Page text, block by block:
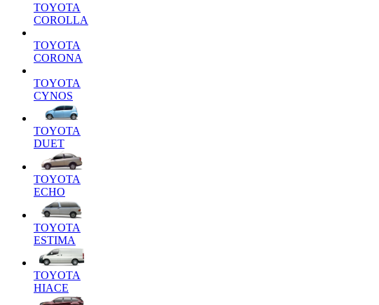
TOYOTA
COROLLA
TOYOTA
CORONA
TOYOTA
CYNOS
TOYOTA
DUET
TOYOTA
ECHO
TOYOTA
ESTIMA
TOYOTA
HIACE